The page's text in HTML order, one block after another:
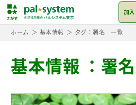
加入
ホーム 基本情報 タグ：署名 一覧
基本情報 ： 署